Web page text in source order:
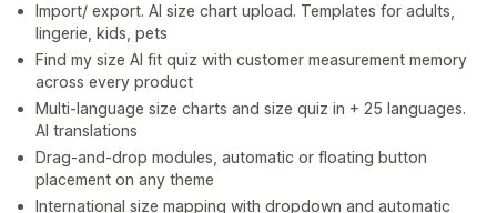
Import/ export. AI size chart upload. Templates for adults,
lingerie, kids, pets
Find my size AI fit quiz with customer measurement memory
across every product
Multi-language size charts and size quiz in + 25 languages.
AI translations
Drag-and-drop modules, automatic or floating button
placement on any theme
International size mapping with dropdown and automatic